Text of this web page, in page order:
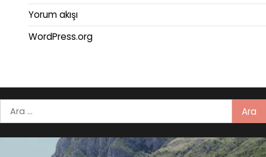
Yorum akışı
WordPress.org
Arama: